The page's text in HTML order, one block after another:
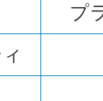
プ